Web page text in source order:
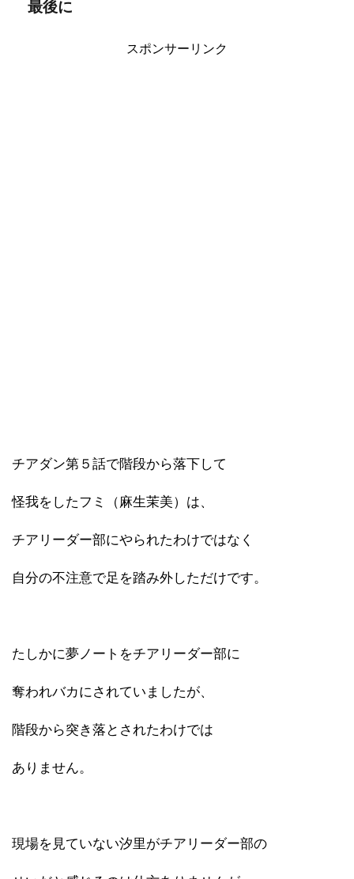
最後に
スポンサーリンク
チアダン第５話で階段から落下して
怪我をしたフミ（麻生茉美）は、
チアリーダー部にやられたわけではなく
自分の不注意で足を踏み外しただけです。
たしかに夢ノートをチアリーダー部に
奪われバカにされていましたが、
階段から突き落とされたわけでは
ありません。
現場を見ていない汐里がチアリーダー部の